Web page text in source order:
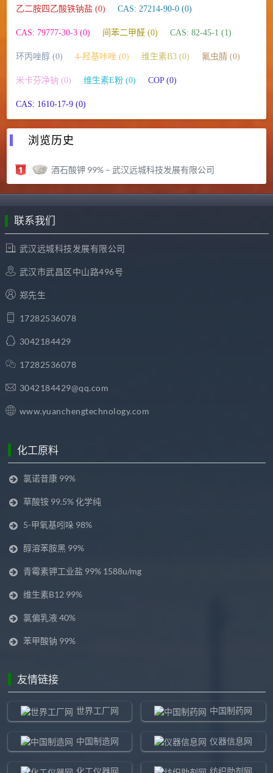
乙二胺四乙酸铁钠盐 (0) CAS: 27214-90-0 (0)
CAS: 79777-30-3 (0) 间苯二甲醛 (0) CAS: 82-45-1 (1)
环丙唑醇 (0) 4-羟基咔唑 (0) 维生素B3 (0) 氟虫腈 (0)
米卡芬净钠 (0) 维生素E粉 (0) COP (0)
CAS: 1610-17-9 (0)
浏览历史
酒石酸钾 99% – 武汉远城科技发展有限公司
联系我们
武汉远城科技发展有限公司
武汉市武昌区中山路496号
郑先生
17282536078
3042184429
17282536078
3042184429@qq.com
www.yuanchengtechnology.com
化工原料
氯诺昔康 99%
草酸铵 99.5% 化学纯
5-甲氧基吲哚 98%
醇溶苯胺黑 99%
青霉素钾工业盐 99% 1588u/mg
维生素B12 99%
氯偏乳液 40%
苯甲酸钠 99%
友情链接
世界工厂网 中国制药网
中国制造网 仪器信息网